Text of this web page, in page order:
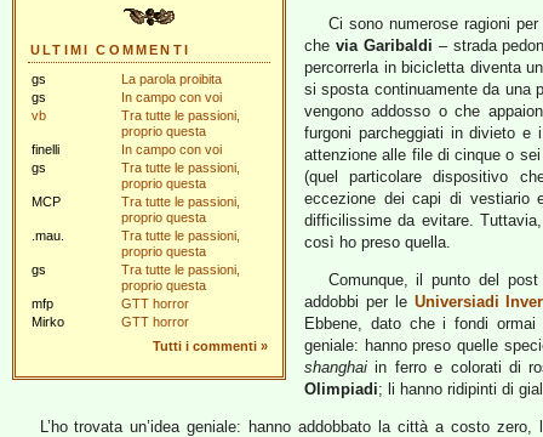
ULTIMI COMMENTI
gs
La parola proibita
gs
In campo con voi
vb
Tra tutte le passioni,
proprio questa
finelli
In campo con voi
gs
Tra tutte le passioni,
proprio questa
MCP
Tra tutte le passioni,
proprio questa
.mau.
Tra tutte le passioni,
proprio questa
gs
Tra tutte le passioni,
proprio questa
mfp
GTT horror
Mirko
GTT horror
Tutti i commenti »
Ci sono numerose ragioni
che via Garibaldi – strada
percorrerla in bicicletta diventa
si sposta continuamente da una
vengono addosso o che
furgoni parcheggiati in divieto e
attenzione alle file di cinque o
(quel particolare dispositivo
eccezione dei capi di vestiario
difficilissime da evitare.
così ho preso quella.
Comunque, il punto del
addobbi per le Universiadi
Ebbene, dato che i fondi ormai
geniale: hanno preso quelle
shanghai in ferro e colorati di
Olimpiadi; li hanno ridipinti di
L’ho trovata un’idea geniale: hanno addobbato la città a costo